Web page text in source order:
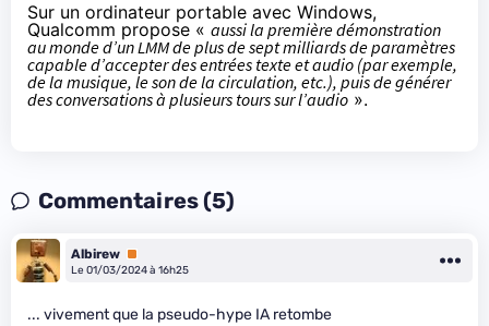
Sur un ordinateur portable avec Windows,
Qualcomm propose « aussi la première démonstration
au monde d’un LMM de plus de sept milliards de paramètres
capable d’accepter des entrées texte et audio (par exemple,
de la musique, le son de la circulation, etc.), puis de générer
des conversations à plusieurs tours sur l’audio ».
Commentaires (5)
Albirew Premium
Le 01/03/2024 à 16h25
... vivement que la pseudo-hype IA retombe